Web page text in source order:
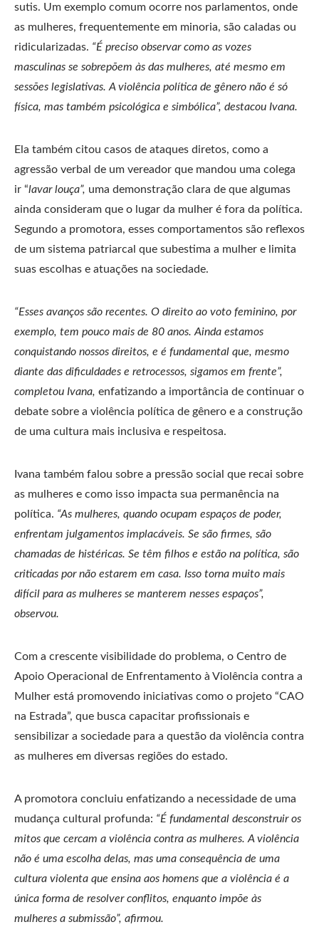
sutis. Um exemplo comum ocorre nos parlamentos, onde
as mulheres, frequentemente em minoria, são caladas ou
ridicularizadas. “É preciso observar como as vozes
masculinas se sobrepõem às das mulheres, até mesmo em
sessões legislativas. A violência política de gênero não é só
física, mas também psicológica e simbólica”, destacou Ivana.
Ela também citou casos de ataques diretos, como a
agressão verbal de um vereador que mandou uma colega
ir “lavar louça”, uma demonstração clara de que algumas
ainda consideram que o lugar da mulher é fora da política.
Segundo a promotora, esses comportamentos são reflexos
de um sistema patriarcal que subestima a mulher e limita
suas escolhas e atuações na sociedade.
“Esses avanços são recentes. O direito ao voto feminino, por
exemplo, tem pouco mais de 80 anos. Ainda estamos
conquistando nossos direitos, e é fundamental que, mesmo
diante das dificuldades e retrocessos, sigamos em frente”,
completou Ivana, enfatizando a importância de continuar o
debate sobre a violência política de gênero e a construção
de uma cultura mais inclusiva e respeitosa.
Ivana também falou sobre a pressão social que recai sobre
as mulheres e como isso impacta sua permanência na
política. “As mulheres, quando ocupam espaços de poder,
enfrentam julgamentos implacáveis. Se são firmes, são
chamadas de histéricas. Se têm filhos e estão na política, são
criticadas por não estarem em casa. Isso torna muito mais
difícil para as mulheres se manterem nesses espaços”,
observou.
Com a crescente visibilidade do problema, o Centro de
Apoio Operacional de Enfrentamento à Violência contra a
Mulher está promovendo iniciativas como o projeto “CAO
na Estrada”, que busca capacitar profissionais e
sensibilizar a sociedade para a questão da violência contra
as mulheres em diversas regiões do estado.
A promotora concluiu enfatizando a necessidade de uma
mudança cultural profunda: “É fundamental desconstruir os
mitos que cercam a violência contra as mulheres. A violência
não é uma escolha delas, mas uma consequência de uma
cultura violenta que ensina aos homens que a violência é a
única forma de resolver conflitos, enquanto impõe às
mulheres a submissão”, afirmou.